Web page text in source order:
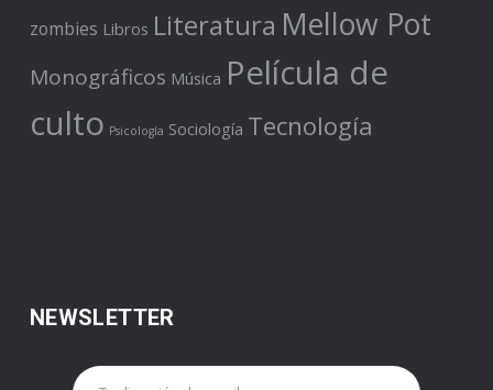
zombies Libros Literatura Mellow Pot
Monográficos Música Película de
culto Psicología Sociología Tecnología
NEWSLETTER